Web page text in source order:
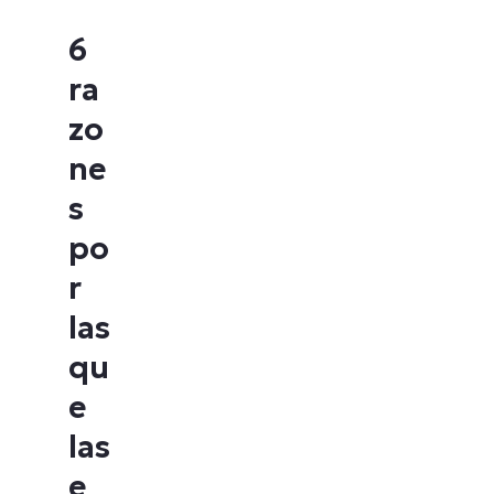
6
ra
zo
ne
s
po
r
las
qu
e
las